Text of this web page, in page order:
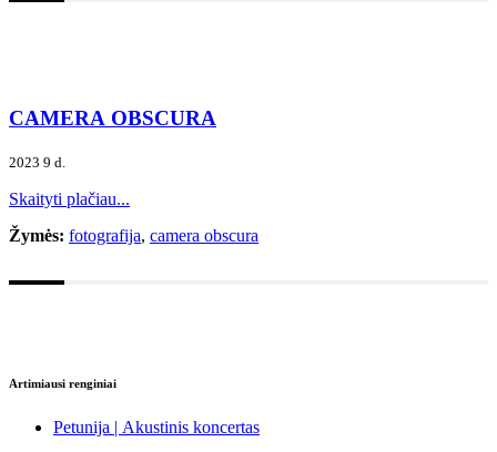
CAMERA OBSCURA
2023 9 d.
Skaityti plačiau...
Žymės: fotografija, camera obscura
Artimiausi renginiai
Petunija | Akustinis koncertas